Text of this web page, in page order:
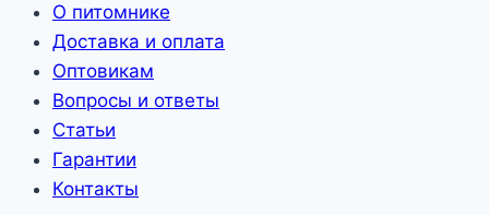
О питомнике
Доставка и оплата
Оптовикам
Вопросы и ответы
Статьи
Гарантии
Контакты